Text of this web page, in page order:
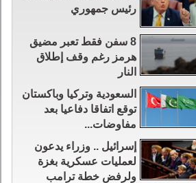
رئيس جمهوري
8 سفن فقط تعبر مضيق
هرمز رغم وقف إطلاق
النار
السعودية وتركيا وباكستان
توقع اتفاقا دفاعيا بعد
مفاوضات...
إسرائيل .. وزراء يدعون
لعمليات عسكرية بغزة
ولرفض خطة ترامب